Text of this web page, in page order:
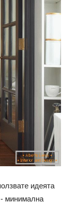
идеята
минимална